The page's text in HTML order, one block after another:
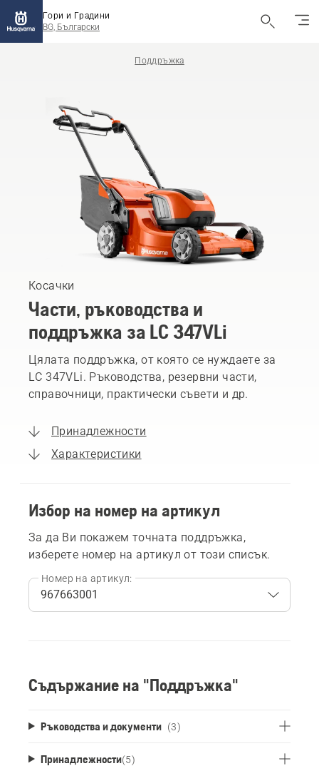
Гори и Градини
BG, Български
Поддръжка
Косачки
Части, ръководства и
поддръжка за LC 347VLi
Цялата поддръжка, от която се нуждаете за
LC 347VLi. Ръководства, резервни части,
справочници, практически съвети и др.
Принадлежности
Характеристики
Избор на номер на артикул
За да Ви покажем точната поддръжка,
изберете номер на артикул от този списък.
Номер на артикул:
Съдържание на "Поддръжка"
Ръководства и документи (3)
Принадлежности(5)